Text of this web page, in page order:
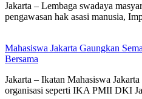
Jakarta – Lembaga swadaya
pengawasan hak asasi manusia,
Mahasiswa Jakarta Gaungkan
Bersama
Jakarta – Ikatan Mahasiswa
organisasi seperti IKA PMII DKI